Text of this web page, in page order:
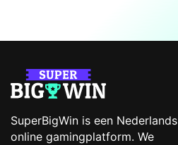
SuperBigWin is een Nederlands
online gamingplatform. We